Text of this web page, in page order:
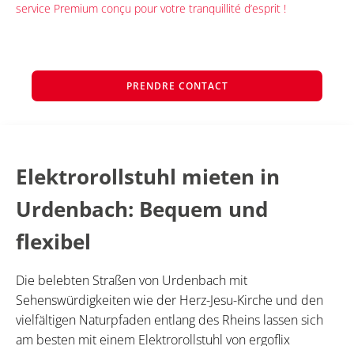
service Premium conçu pour votre tranquillité d’esprit !
PRENDRE CONTACT
Elektrorollstuhl mieten in
Urdenbach: Bequem und
flexibel
Die belebten Straßen von Urdenbach mit
Sehenswürdigkeiten wie der Herz-Jesu-Kirche und den
vielfältigen Naturpfaden entlang des Rheins lassen sich
am besten mit einem Elektrorollstuhl von ergoflix